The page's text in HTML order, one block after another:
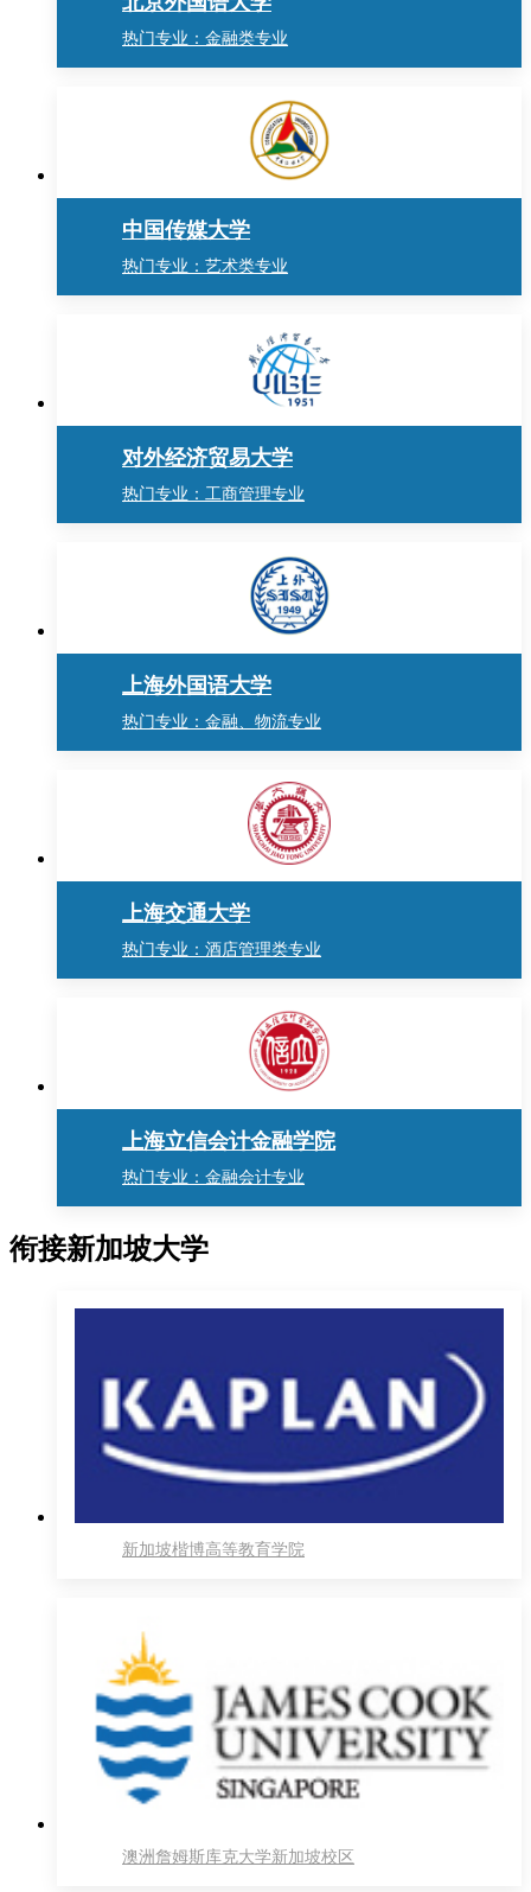
热门专业：金融类专业
中国传媒大学
热门专业：艺术类专业
对外经济贸易大学
热门专业：工商管理专业
上海外国语大学
热门专业：金融、物流专业
上海交通大学
热门专业：酒店管理类专业
上海立信会计金融学院
热门专业：金融会计专业
衔接新加坡大学
新加坡楷博高等教育学院
澳洲詹姆斯库克大学新加坡校区